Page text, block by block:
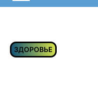
ЗДОРОВЬЕ